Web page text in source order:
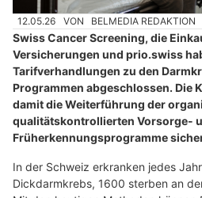
12.05.26 VON BELMEDIA REDAKTION
Swiss Cancer Screening, die
Versicherungen und prio.swiss
Tarifverhandlungen zu den
Programmen abgeschlossen. Die
damit die Weiterführung der
qualitätskontrollierten Vorsorge-
Früherkennungsprogramme
In der Schweiz erkranken jedes
Dickdarmkrebs, 1600 sterben an